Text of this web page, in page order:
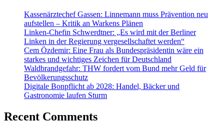
Kassenärztechef Gassen: Linnemann muss Prävention neu
aufstellen – Kritik an Warkens Plänen
Linken-Chefin Schwerdtner: „Es wird mit der Berliner
Linken in der Regierung vergesellschaftet werden“
Cem Özdemir: Eine Frau als Bundespräsidentin wäre ein
starkes und wichtiges Zeichen für Deutschland
Waldbrandgefahr: THW fordert vom Bund mehr Geld für
Bevölkerungsschutz
Digitale Bonpflicht ab 2028: Handel, Bäcker und
Gastronomie laufen Sturm
Recent Comments